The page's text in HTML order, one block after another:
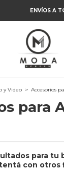
ENVÍOS A TODO
y Video > Accesorios
para
para tu
con otros